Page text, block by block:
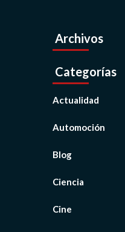
Archivos
Categorías
Actualidad
Automoción
Blog
Ciencia
Cine